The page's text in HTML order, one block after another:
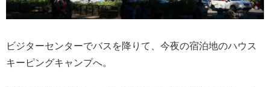
ビジターセンターでバスを降りて、今夜の宿泊地のハウス
キーピングキャンプへ。